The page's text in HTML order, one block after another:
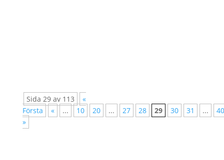
Sida 29 av 113
«
Första
« ... 10 20 ... 27 28 29 30 31 ...
40
»